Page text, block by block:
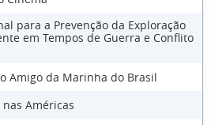
para a Prevenção da Exploração
em Tempos de Guerra e Conflito
Amigo da Marinha do Brasil
Américas